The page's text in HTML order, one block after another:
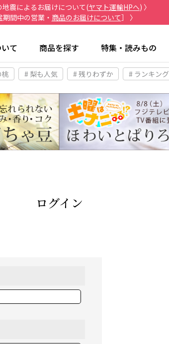
地震によるお届けについて(ヤマト運輸HPへ) 〉
期間中の営業・ 商品のお届けについて］ 〉
て 商品を探す 特集・読みもの
# 梨も人気 # 残りわずか # ランキング
ログイン